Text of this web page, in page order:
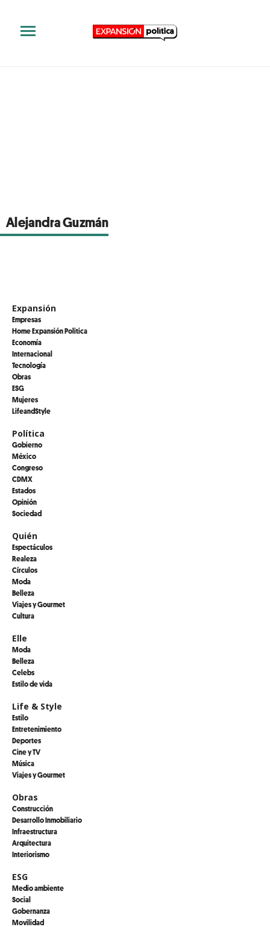
Alejandra Guzmán
Expansión
Empresas
Home Expansión Politica
Economía
Internacional
Tecnología
Obras
ESG
Mujeres
LifeandStyle
Política
Gobierno
México
Congreso
CDMX
Estados
Opinión
Sociedad
Quién
Espectáculos
Realeza
Círculos
Moda
Belleza
Viajes y Gourmet
Cultura
Elle
Moda
Belleza
Celebs
Estilo de vida
Life & Style
Estilo
Entretenimiento
Deportes
Cine y TV
Música
Viajes y Gourmet
Obras
Construcción
Desarrollo Inmobiliario
Infraestructura
Arquitectura
Interiorismo
ESG
Medio ambiente
Social
Gobernanza
Movilidad